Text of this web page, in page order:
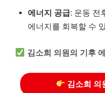
에너지 공급: 운동 전
에너지를 회복할 수
김소희 의원의 기후
김소희 의